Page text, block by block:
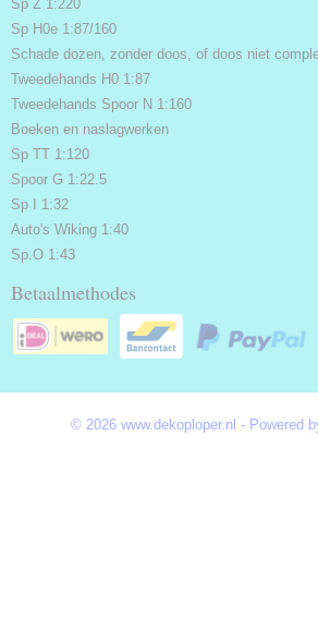
Sp Z 1:220
Sp H0e 1:87/160
Schade dozen, zonder doos, of doos niet
Tweedehands H0 1:87
Tweedehands Spoor N 1:160
Boeken en naslagwerken
Sp TT 1:120
Spoor G 1:22.5
Sp I 1:32
Auto's Wiking 1:40
Sp.O 1:43
Betaalmethodes
© 2026 www.dekoploper.nl - Powered